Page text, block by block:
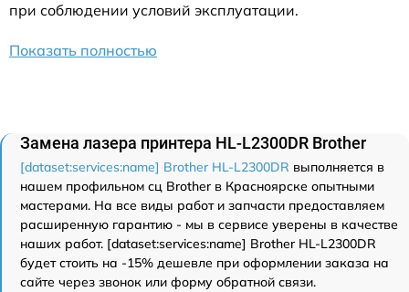
при соблюдении условий эксплуатации.
Показать полностью
Замена лазера принтера HL-L2300DR Brother
[dataset:services:name] Brother HL-L2300DR выполняется в
нашем профильном сц Brother в Красноярске опытными
мастерами. На все виды работ и запчасти предоставляем
расширенную гарантию - мы в сервисе уверены в качестве
наших работ. [dataset:services:name] Brother HL-L2300DR
будет стоить на -15% дешевле при оформлении заказа на
сайте через звонок или форму обратной связи.